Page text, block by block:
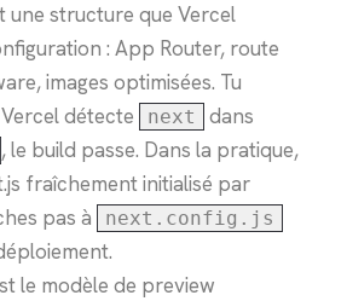
une structure que Vercel
: App Router, route
images optimisées. Tu
détecte
next dans
, le build passe. Dans la pratique,
fraîchement initialisé par
pas à
next.config.js
le modèle de preview